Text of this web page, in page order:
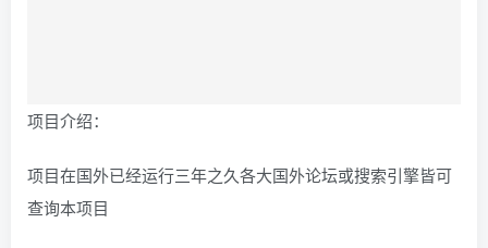
项目介绍：
项目在国外已经运行三年之久各大国外论坛或搜索引擎皆可
查询本项目